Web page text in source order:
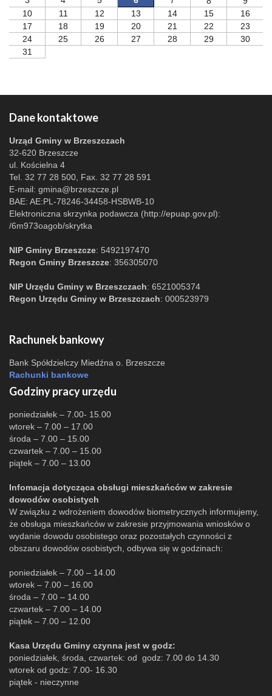
10
11 12 13 14 15
16
17
18 19 20 21 22
23
24
25 26 27 28 29
30
31
Dane kontaktowe
Urząd Gminy w Brzeszczach
32-620 Brzeszcze
ul. Kościelna 4
Tel. 32 77 28 500, Fax. 32 77 28 591
E-mail: gmina@brzeszcze.pl
BAE: AE:PL-78246-34458-HSBWB-10
Elektroniczna skrzynka podawcza (http://epuap.gov.pl):
/6m973oagob/skrytka
NIP Gminy Brzeszcze: 5492197470
Regon Gminy Brzeszcze: 356305070
NIP Urzędu Gminy w Brzeszczach: 6521005374
Regon Urzędu Gminy w Brzeszczach: 000523979
Rachunek bankowy
Bank Spółdzielczy Miedźna o. Brzeszcze
Rachunki bankowe
Godziny pracy urzędu
poniedziałek – 7.00- 15.00
wtorek – 7.00 – 17.00
środa – 7.00 – 15.00
czwartek – 7.00 – 15.00
piątek – 7.00 – 13.00
Infomacja dotycząca obsługi mieszkańców w zakresie
dowodów osobistych
W związku z wdrożeniem dowodów biometrycznych informujemy,
że obsługa mieszkańców w zakresie przyjmowania wniosków o
wydanie dowodu osobistego oraz pozostałych czynności z
obszaru dowodów osobistych, odbywa się w godzinach:
poniedziałek – 7.00 – 14.00
wtorek – 7.00 – 16.00
środa – 7.00 – 14.00
czwartek – 7.00 – 14.00
piątek – 7.00 – 12.00
Kasa Urzędu Gminy czynna jest w godz:
poniedziałek, środa, czwartek: od godz: 7.00 do 14.30
wtorek od godz: 7.00- 16.30
piątek - nieczynne